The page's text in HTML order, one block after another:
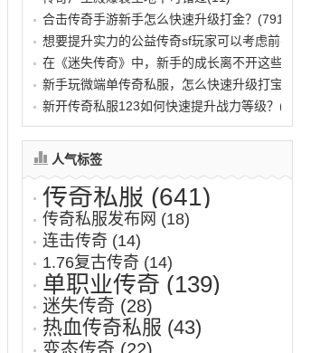
合击传奇手游新手怎么快速升级打金？(791)
想要提升实力的公益传奇sf玩家可以考虑前(10)
在《迷失传奇》中，新手的成长离不开这些(46)
新手玩微端单传奇私服，怎么快速升级打宝？(996)
新开传奇私服123如何快速提升战力等级？(485)
人气标签
传奇私服 (641)
传奇私服发布网 (18)
连击传奇 (14)
1.76复古传奇 (14)
单职业传奇 (139)
迷失传奇 (28)
热血传奇私服 (43)